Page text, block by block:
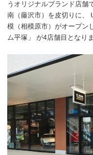
うオリジナルブランド店舗
南（藤沢市）を皮切りに、
模（相模原市）がオープン
ム平塚」 が4店舗目となりま